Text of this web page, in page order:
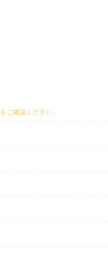
をご確認ください。